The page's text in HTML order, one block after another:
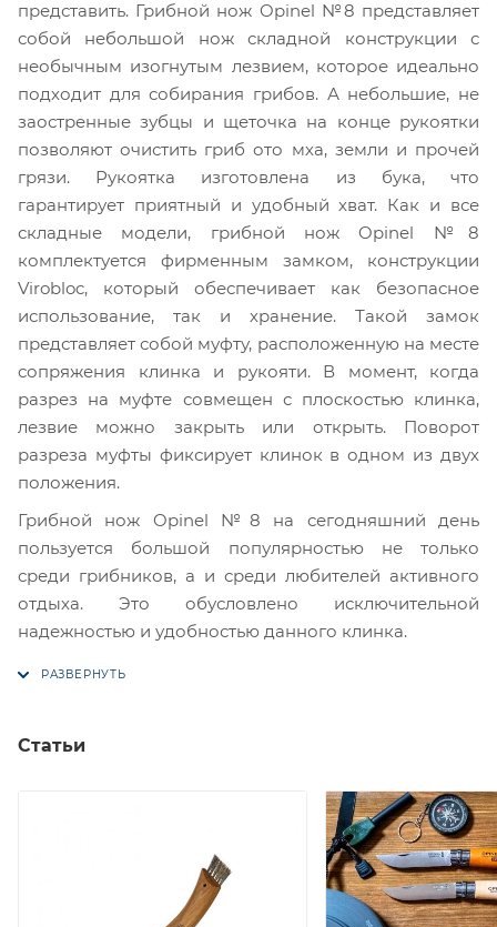
представить. Грибной нож Opinel №8 представляет
собой небольшой нож складной конструкции с
необычным изогнутым лезвием, которое идеально
подходит для собирания грибов. А небольшие, не
заостренные зубцы и щеточка на конце рукоятки
позволяют очистить гриб ото мха, земли и прочей
грязи. Рукоятка изготовлена из бука, что
гарантирует приятный и удобный хват. Как и все
складные модели, грибной нож Opinel №8
комплектуется фирменным замком, конструкции
Virobloc, который обеспечивает как безопасное
использование, так и хранение. Такой замок
представляет собой муфту, расположенную на месте
сопряжения клинка и рукояти. В момент, когда
разрез на муфте совмещен с плоскостью клинка,
лезвие можно закрыть или открыть. Поворот
разреза муфты фиксирует клинок в одном из двух
положения.
Грибной нож Opinel №8 на сегодняшний день
пользуется большой популярностью не только
среди грибников, а и среди любителей активного
отдыха. Это обусловлено исключительной
надежностью и удобностью данного клинка.
Статьи